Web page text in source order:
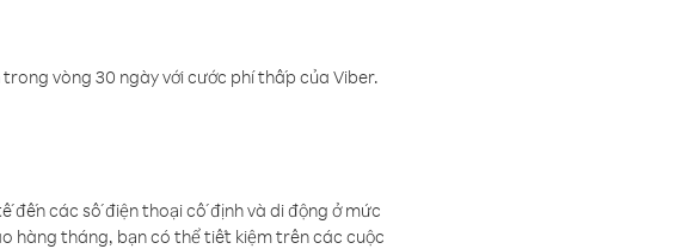
vòng 30 ngày với cước phí thấp của Viber.
đến các số điện thoại cố định và di động ở mức
hàng tháng, bạn có thể tiết kiệm trên các cuộc